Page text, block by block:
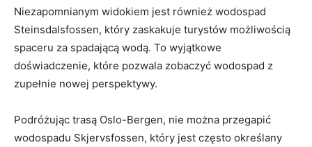
Niezapomnianym⁤ widokiem jest również wodospad⁤
Steinsdalsfossen, ⁣który zaskakuje turystów możliwością
⁤spaceru za spadającą wodą. To wyjątkowe⁤
doświadczenie, które pozwala ‍zobaczyć wodospad z
zupełnie nowej perspektywy.
Podróżując trasą Oslo-Bergen, nie ⁢można ⁣przegapić
wodospadu Skjervsfossen, który​ jest ⁣często ​określany